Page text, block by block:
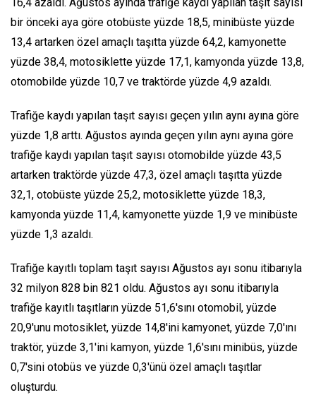
16,4 azaldı. Ağustos ayında trafiğe kaydı yapılan taşıt sayısı
bir önceki aya göre otobüste yüzde 18,5, minibüste yüzde
13,4 artarken özel amaçlı taşıtta yüzde 64,2, kamyonette
yüzde 38,4, motosiklette yüzde 17,1, kamyonda yüzde 13,8,
otomobilde yüzde 10,7 ve traktörde yüzde 4,9 azaldı.
Trafiğe kaydı yapılan taşıt sayısı geçen yılın aynı ayına göre
yüzde 1,8 arttı. Ağustos ayında geçen yılın aynı ayına göre
trafiğe kaydı yapılan taşıt sayısı otomobilde yüzde 43,5
artarken traktörde yüzde 47,3, özel amaçlı taşıtta yüzde
32,1, otobüste yüzde 25,2, motosiklette yüzde 18,3,
kamyonda yüzde 11,4, kamyonette yüzde 1,9 ve minibüste
yüzde 1,3 azaldı.
Trafiğe kayıtlı toplam taşıt sayısı Ağustos ayı sonu itibarıyla
32 milyon 828 bin 821 oldu. Ağustos ayı sonu itibarıyla
trafiğe kayıtlı taşıtların yüzde 51,6'sını otomobil, yüzde
20,9'unu motosiklet, yüzde 14,8'ini kamyonet, yüzde 7,0'ını
traktör, yüzde 3,1'ini kamyon, yüzde 1,6'sını minibüs, yüzde
0,7'sini otobüs ve yüzde 0,3'ünü özel amaçlı taşıtlar
oluşturdu.